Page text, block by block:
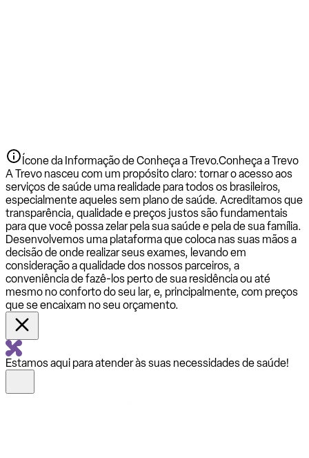
Ícone da Informação de Conheça a Trevo.Conheça a Trevo
A Trevo nasceu com um propósito claro: tornar o acesso aos
serviços de saúde uma realidade para todos os brasileiros,
especialmente aqueles sem plano de saúde. Acreditamos que
transparência, qualidade e preços justos são fundamentais
para que você possa zelar pela sua saúde e pela de sua família.
Desenvolvemos uma plataforma que coloca nas suas mãos a
decisão de onde realizar seus exames, levando em
consideração a qualidade dos nossos parceiros, a
conveniência de fazê-los perto de sua residência ou até
mesmo no conforto do seu lar, e, principalmente, com preços
que se encaixam no seu orçamento.
Estamos aqui para atender às suas necessidades de saúde!